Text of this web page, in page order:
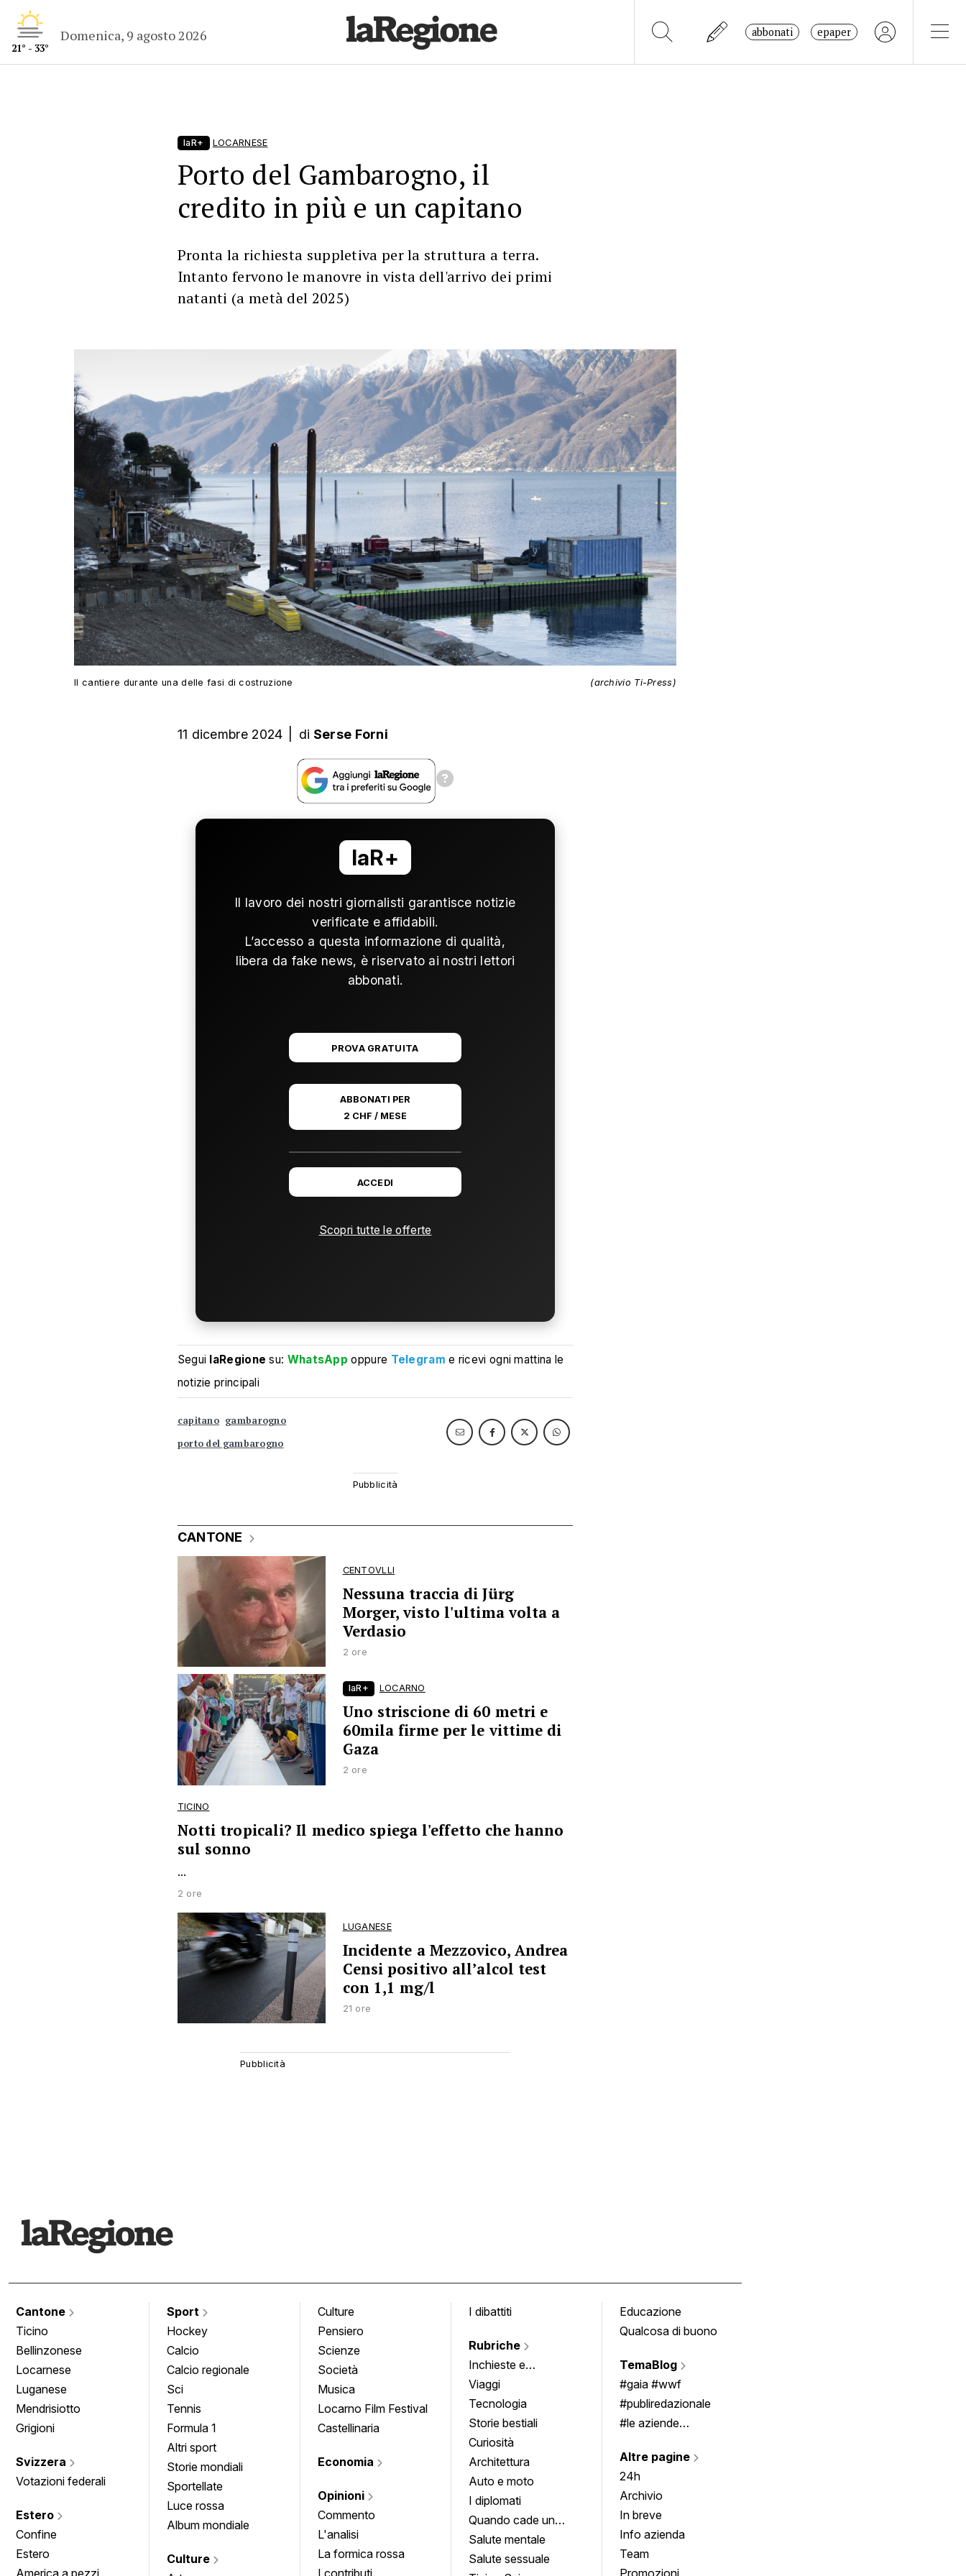
21° - 33°
Domenica, 9 agosto 2026 abbonati epaper
laR+ LOCARNESE
Porto del Gambarogno, il
credito in più e un capitano
Pronta la richiesta suppletiva per la struttura a terra.
Intanto fervono le manovre in vista dell'arrivo dei primi
natanti (a metà del 2025)
Il cantiere durante una delle fasi di costruzione (archivio Ti-Press)
11 dicembre 2024 di Serse Forni
laR+
Il lavoro dei nostri giornalisti garantisce notizie
verificate e affidabili.
L’accesso a questa informazione di qualità,
libera da fake news, è riservato ai nostri lettori
abbonati.
PROVA GRATUITA
ABBONATI PER
2 CHF / MESE
ACCEDI
Scopri tutte le offerte
Segui laRegione su: WhatsApp oppure Telegram e ricevi ogni mattina le
notizie principali
capitano gambarogno
porto del gambarogno
CANTONE
CENTOVLLI
Nessuna traccia di Jürg
Morger, visto l'ultima volta a
Verdasio
2 ore
laR+ LOCARNO
Uno striscione di 60 metri e
60mila firme per le vittime di
Gaza
2 ore
TICINO
Notti tropicali? Il medico spiega l'effetto che hanno
sul sonno
...
2 ore
LUGANESE
Incidente a Mezzovico, Andrea
Censi positivo all’alcol test
con 1,1 mg/l
21 ore
Cantone
Ticino
Bellinzonese
Locarnese
Luganese
Mendrisiotto
Grigioni
Svizzera
Votazioni federali
Estero
Confine
Estero
Sport
Hockey
Calcio
Calcio regionale
Sci
Tennis
Formula 1
Altri sport
Storie mondiali
Sportellate
Luce rossa
Album mondiale
Culture
Culture
Pensiero
Scienze
Società
Musica
Locarno Film Festival
Castellinaria
Economia
Opinioni
Commento
L'analisi
La formica rossa
I dibattiti
Rubriche
Inchieste e
approfondimenti
Viaggi
Tecnologia
Storie bestiali
Curiosità
Architettura
Auto e moto
I diplomati
Quando cade un
quadro
Salute mentale
Salute sessuale
Educazione
Qualcosa di buono
TemaBlog
#gaia #wwf
#publiredazionale
#le aziende
Altre pagine
24h
Archivio
In breve
Info azienda
Team